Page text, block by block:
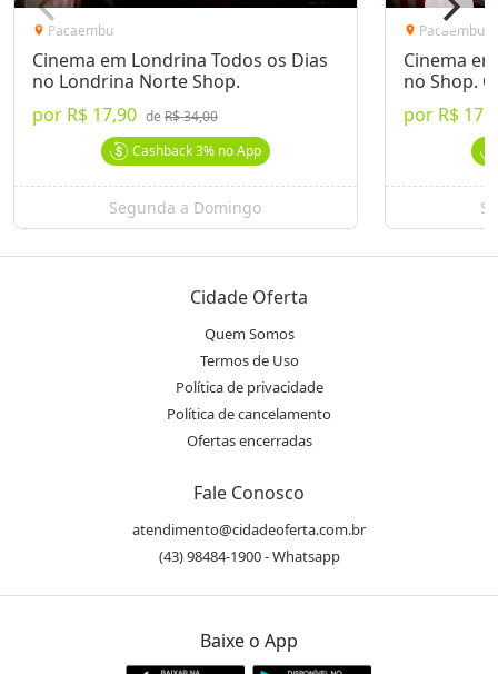
location_on Pacaembu
Cinema em Londrina Todos os Dias
no Londrina Norte Shop.
por R$ 17,90 deR$ 34,00
Cashback3%no App
Segunda a Domingo
location_on Pacaembu
Cinema
no Shop.
por R$
Cidade Oferta
Quem Somos
Termos de Uso
Política de privacidade
Política de cancelamento
Ofertas encerradas
Fale Conosco
atendimento@cidadeoferta.com.br
(43) 98484-1900 - Whatsapp
Baixe o App